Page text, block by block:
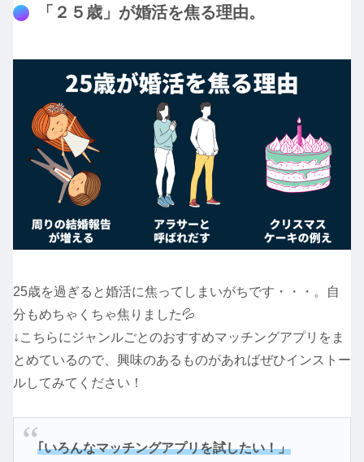
「２５歳」が婚活を焦る理由。
25歳を過ぎると婚活に焦ってしまいがちです・・・。自
分もめちゃくちゃ焦りました💦
↓こちらにジャンルごとのおすすめマッチングアプリをま
とめているので、興味のあるものがあればぜひインストー
ルしてみてください！
｢いろんなマッチングアプリを試したい！」